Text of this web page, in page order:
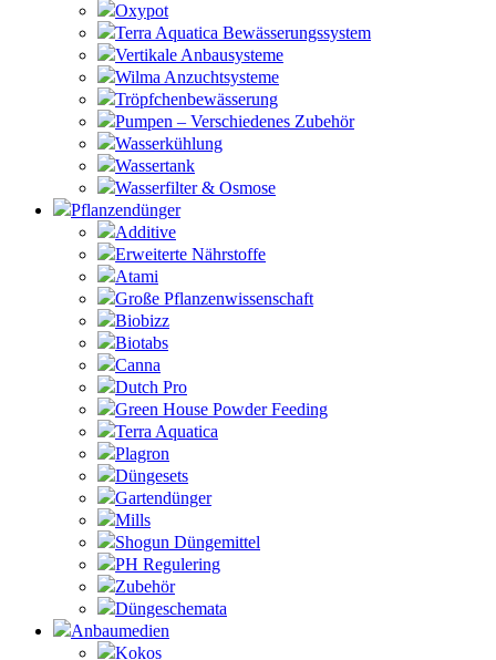
Oxypot
Terra Aquatica Bewässerungssystem
Vertikale Anbausysteme
Wilma Anzuchtsysteme
Tröpfchenbewässerung
Pumpen – Verschiedenes Zubehör
Wasserkühlung
Wassertank
Wasserfilter & Osmose
Pflanzendünger
Additive
Erweiterte Nährstoffe
Atami
Große Pflanzenwissenschaft
Biobizz
Biotabs
Canna
Dutch Pro
Green House Powder Feeding
Terra Aquatica
Plagron
Düngesets
Gartendünger
Mills
Shogun Düngemittel
PH Regulering
Zubehör
Düngeschemata
Anbaumedien
Kokos